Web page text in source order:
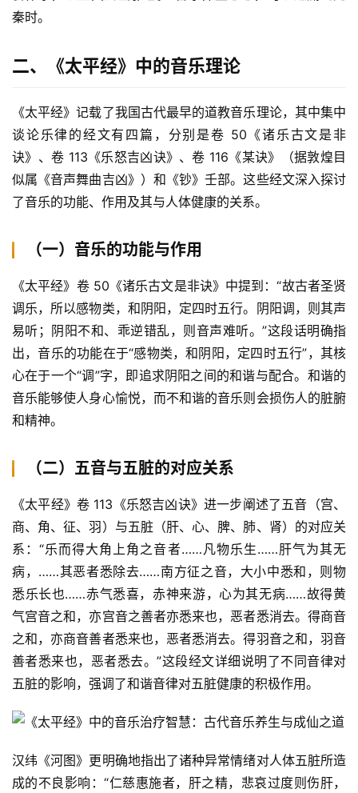
秦时。
二、《太平经》中的音乐理论
《太平经》记载了我国古代最早的道教音乐理论，其中集中
谈论乐律的经文有四篇，分别是卷 50《诸乐古文是非
诀》、卷 113《乐怒吉凶诀》、卷 116《某诀》（据敦煌目
似属《音声舞曲吉凶》）和《钞》壬部。这些经文深入探讨
了音乐的功能、作用及其与人体健康的关系。
（一）音乐的功能与作用
《太平经》卷 50《诸乐古文是非诀》中提到：“故古者圣贤
调乐，所以感物类，和阴阳，定四时五行。阴阳调，则其声
易听；阴阳不和、乖逆错乱，则音声难听。”这段话明确指
出，音乐的功能在于“感物类，和阴阳，定四时五行”，其核
心在于一个“调”字，即追求阴阳之间的和谐与配合。和谐的
音乐能够使人身心愉悦，而不和谐的音乐则会损伤人的脏腑
和精神。
（二）五音与五脏的对应关系
《太平经》卷 113《乐怒吉凶诀》进一步阐述了五音（宫、
商、角、征、羽）与五脏（肝、心、脾、肺、肾）的对应关
系：“乐而得大角上角之音者……凡物乐生……肝气为其无
病，……其恶者悉除去……南方征之音，大小中悉和，则物
悉乐长也……赤气悉喜，赤神来游，心为其无病……故得黄
气宫音之和，亦宫音之善者亦悉来也，恶者悉消去。得商音
之和，亦商音善者悉来也，恶者悉消去。得羽音之和，羽音
善者悉来也，恶者悉去。”这段经文详细说明了不同音律对
五脏的影响，强调了和谐音律对五脏健康的积极作用。
汉纬《河图》更明确地指出了诸种异常情绪对人体五脏所造
成的不良影响：“仁慈惠施者，肝之精，悲哀过度则伤肝，